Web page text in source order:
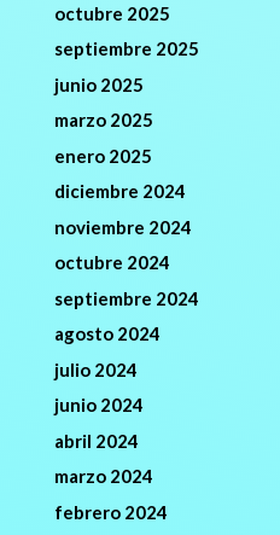
octubre 2025
septiembre 2025
junio 2025
marzo 2025
enero 2025
diciembre 2024
noviembre 2024
octubre 2024
septiembre 2024
agosto 2024
julio 2024
junio 2024
abril 2024
marzo 2024
febrero 2024